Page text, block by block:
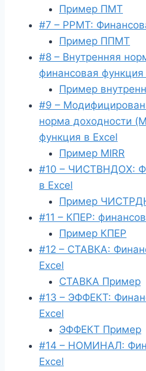
Пример ПМТ
#7 – PPMT:
Пример ППМТ
#8 – Внутренняя
финансовая функция
Пример
#9 –
норма доходности
функция в Excel
Пример MIRR
#10 – ЧИСТВНДОХ:
в Excel
Пример
#11 – КПЕР:
Пример КПЕР
#12 – СТАВКА:
Excel
СТАВКА Пример
#13 – ЭФФЕКТ:
Excel
ЭФФЕКТ Пример
#14 – НОМИНАЛ:
Excel